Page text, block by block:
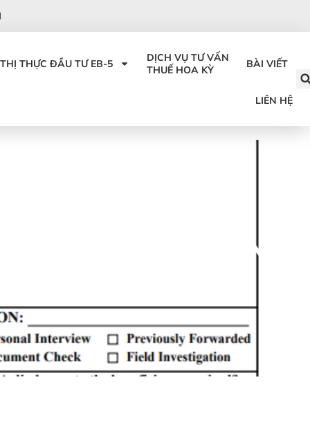
THỊ THỰC ĐẦU TƯ EB-5
DỊCH VỤ TƯ VẤN
THUẾ HOA KỲ
BÀI VIẾT
LIÊN HỆ
ĐƠN BẢO LÃNH